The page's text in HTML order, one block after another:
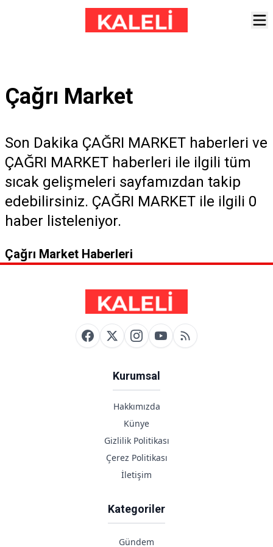
Çağrı Market
Son Dakika ÇAĞRI MARKET haberleri ve
ÇAĞRI MARKET haberleri ile ilgili tüm
sıcak gelişmeleri sayfamızdan takip
edebilirsiniz. ÇAĞRI MARKET ile ilgili 0
haber listeleniyor.
Çağrı Market Haberleri
Kurumsal
Hakkımızda
Künye
Gizlilik Politikası
Çerez Politikası
İletişim
Kategoriler
Gündem